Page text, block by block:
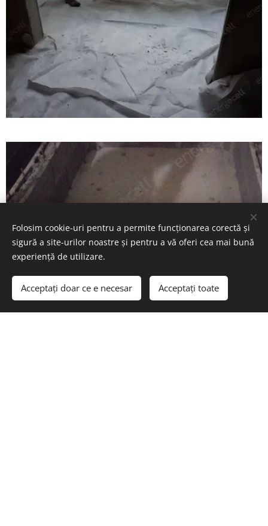
Folosim cookie-uri pentru a permite funcționarea corectă și
sigură a site-urilor noastre și pentru a vă oferi cea mai bună
experiență de utilizare.
Acceptați doar ce e necesar Acceptați toate